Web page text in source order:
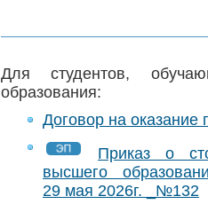
​Для студентов,
образования:
Договор на оказание
Приказ о
высшего
29 мая 2026г. _№132